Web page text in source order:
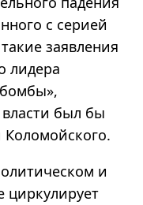
с серией
заявления
лидера
бомбы»,
был бы
Коломойского.
и
циркулирует